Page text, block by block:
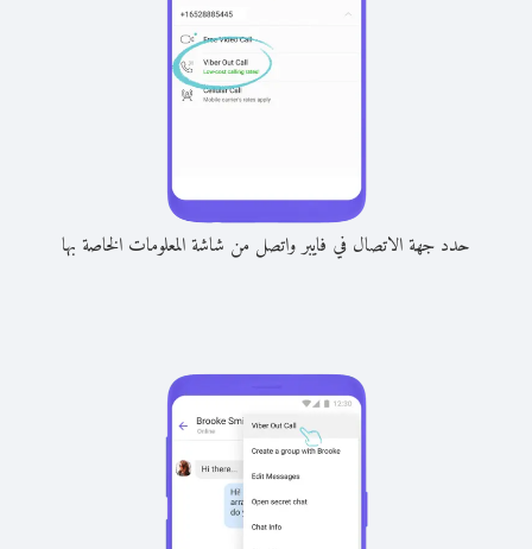
حدد جهة الاتصال في فايبر واتصل من شاشة المعلومات الخاصة بها